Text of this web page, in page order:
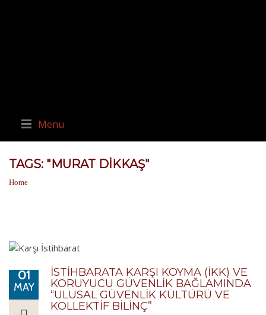
Menu
TAGS: "MURAT DIKKAŞ"
Home
01
MAY
İSTİHBARATA KARŞI KOYMA (İKK) VE
KORUYUCU GÜVENLİK BAĞLAMINDA
“ULUSAL GÜVENLİK KÜLTÜRÜ VE
KOLLEKTİF BİLİNÇ”